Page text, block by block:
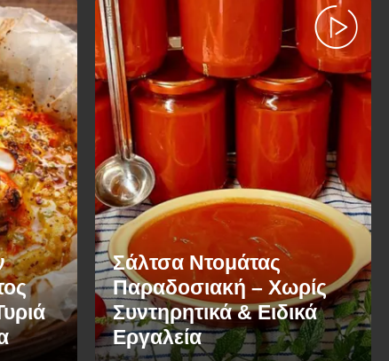
Σάλτσα Ντομάτας
Παραδοσιακή – Χωρίς
Συντηρητικά & Ειδικά
Εργαλεία